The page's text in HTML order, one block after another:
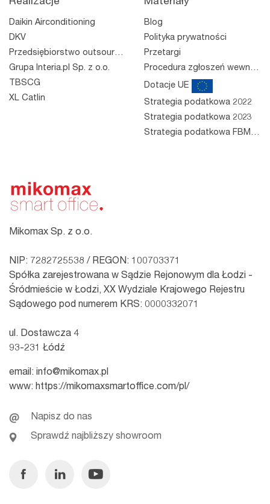
Mikomax Sp. z o.o.
NIP: 7282725538 / REGON: 100703371
Spółka zarejestrowana w Sądzie Rejonowym dla Łodzi -
Śródmieście w Łodzi, XX Wydziale Krajowego Rejestru
Sądowego pod numerem KRS: 0000332071
ul. Dostawcza 4
93-231 Łódź
email: info@mikomax.pl
www: https://mikomaxsmartoffice.com/pl/
Napisz do nas
Sprawdź najbliższy showroom
FacebookLinkedinYoutube
Daikin Airconditioning
DKV
Przedsiębiorstwo outsourcingowe
Grupa Interia.pl Sp. z o.o.
TBSCG
XL Catlin
Blog
Polityka prywatności
Przetargi
Procedura zgłoszeń wewnętrznych
Dotacje UE
Strategia podatkowa 2022
Strategia podatkowa 2023
Strategia podatkowa FBM 2023